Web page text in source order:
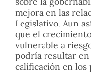
mejora en las
Legislativo. Aun
que el
vulnerable a
podría resultar en
calificación en los